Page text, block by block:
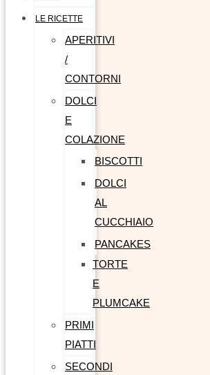
LE RICETTE
APERITIVI
/
CONTORNI
DOLCI
E
COLAZIONE
BISCOTTI
DOLCI
AL
CUCCHIAIO
PANCAKES
TORTE
E
PLUMCAKE
PRIMI
PIATTI
SECONDI